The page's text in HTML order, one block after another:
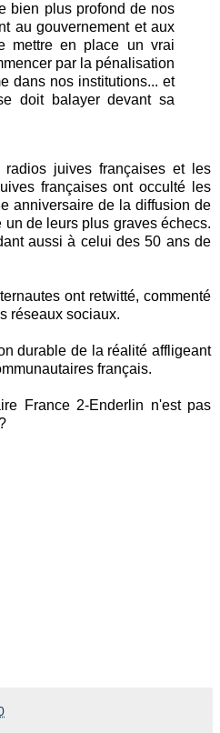
bien plus profond de nos
au gouvernement et aux
mettre en place un vrai
par la pénalisation
dans nos institutions... et
doit balayer devant sa
juives françaises et les
françaises ont occulté les
anniversaire de la diffusion de
de leurs plus graves échecs.
aussi à celui des 50 ans de
ont retwitté, commenté
réseaux sociaux.
durable de la réalité affligeant
français.
France 2-Enderlin n'est pas